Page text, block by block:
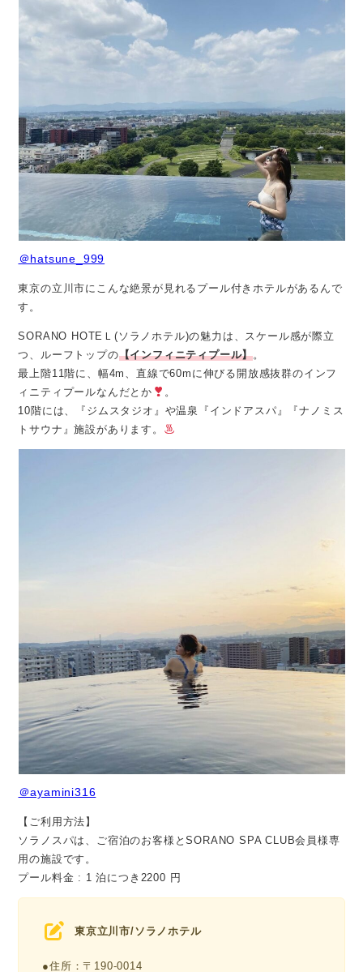
＠hatsune_999
東京の立川市にこんな絶景が見れるプール付きホテルがあるんで
す。
SORANO HOTEＬ(ソラノホテル)の魅力は、スケール感が際立
つ、ルーフトップの【インフィニティプール】。
最上階11階に、幅4m、直線で60mに伸びる開放感抜群のインフ
ィニティプールなんだとか
。
10階には、『ジムスタジオ』や温泉『インドアスパ』『ナノミス
トサウナ』施設があります。
＠ayamini316
【ご利用方法】
ソラノスパは、ご宿泊のお客様とSORANO SPA CLUB会員様専
用の施設です。
プール料金 : 1 泊につき2200 円
東京立川市/ソラノホテル
●住所：〒190-0014